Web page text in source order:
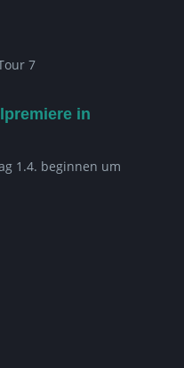
in
1.4. beginnen um